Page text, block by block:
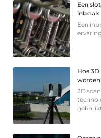
Een
inbraak
Een
Hoe
worden
3D